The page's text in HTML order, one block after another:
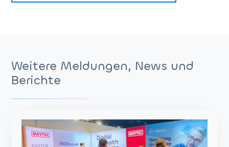
Weitere Meldungen, News und
Berichte